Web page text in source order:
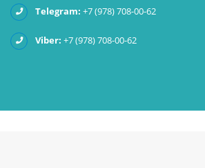
Telegram: +7 (978) 708-00-62
Viber: +7 (978) 708-00-62